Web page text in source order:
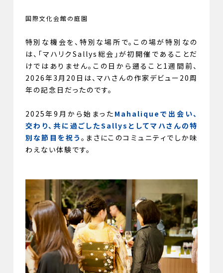
国際文化会館の庭園
特別な機会を、特別な場所で。この場が特別なの
は、「マハリクSallys総会」が初開催であることだ
けではありません。この日から遡ること1週間前、
2026年3月20日は、マハさんの作家デビュー20周
年の記念日だったのです。
2025年9月から始まった Mahaliqueで出会い、
交わり、共に過ごしたSallysとしてマハさんの特
別な節目を祝う 。まさにこのコミュニティでしか味
わえない体験です。